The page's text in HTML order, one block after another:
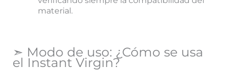
material.
➣ Modo de uso: ¿Cómo se usa
el Instant Virgin?